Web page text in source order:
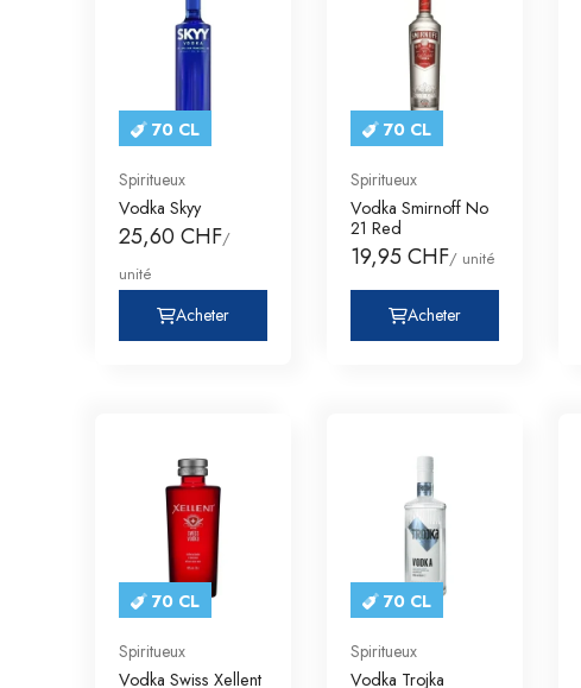
70 CL
Spiritueux
Vodka Skyy
25,60 CHF/
unité
Acheter
70 CL
Spiritueux
Vodka Smirnoff No
21 Red
19,95 CHF/ unité
Acheter
70 CL
Spiritueux
Vodka Swiss Xellent
70 CL
Spiritueux
Vodka Trojka